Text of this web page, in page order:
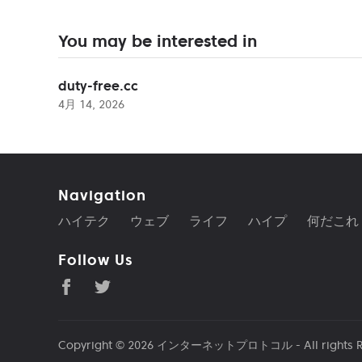
You may be interested in
duty-free.cc
4月 14, 2026
Navigation
ハイテク ウェブ ライフ ハイプ 何だこれ
Follow Us
Copyright © 2026 インターネットプロトコル - All rights